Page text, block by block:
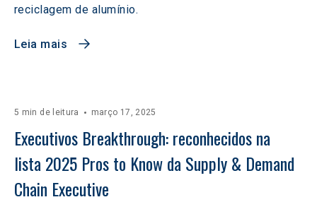
reciclagem de alumínio.
Leia mais
5 min de leitura março 17, 2025
Executivos Breakthrough: reconhecidos na
lista 2025 Pros to Know da Supply & Demand
Chain Executive